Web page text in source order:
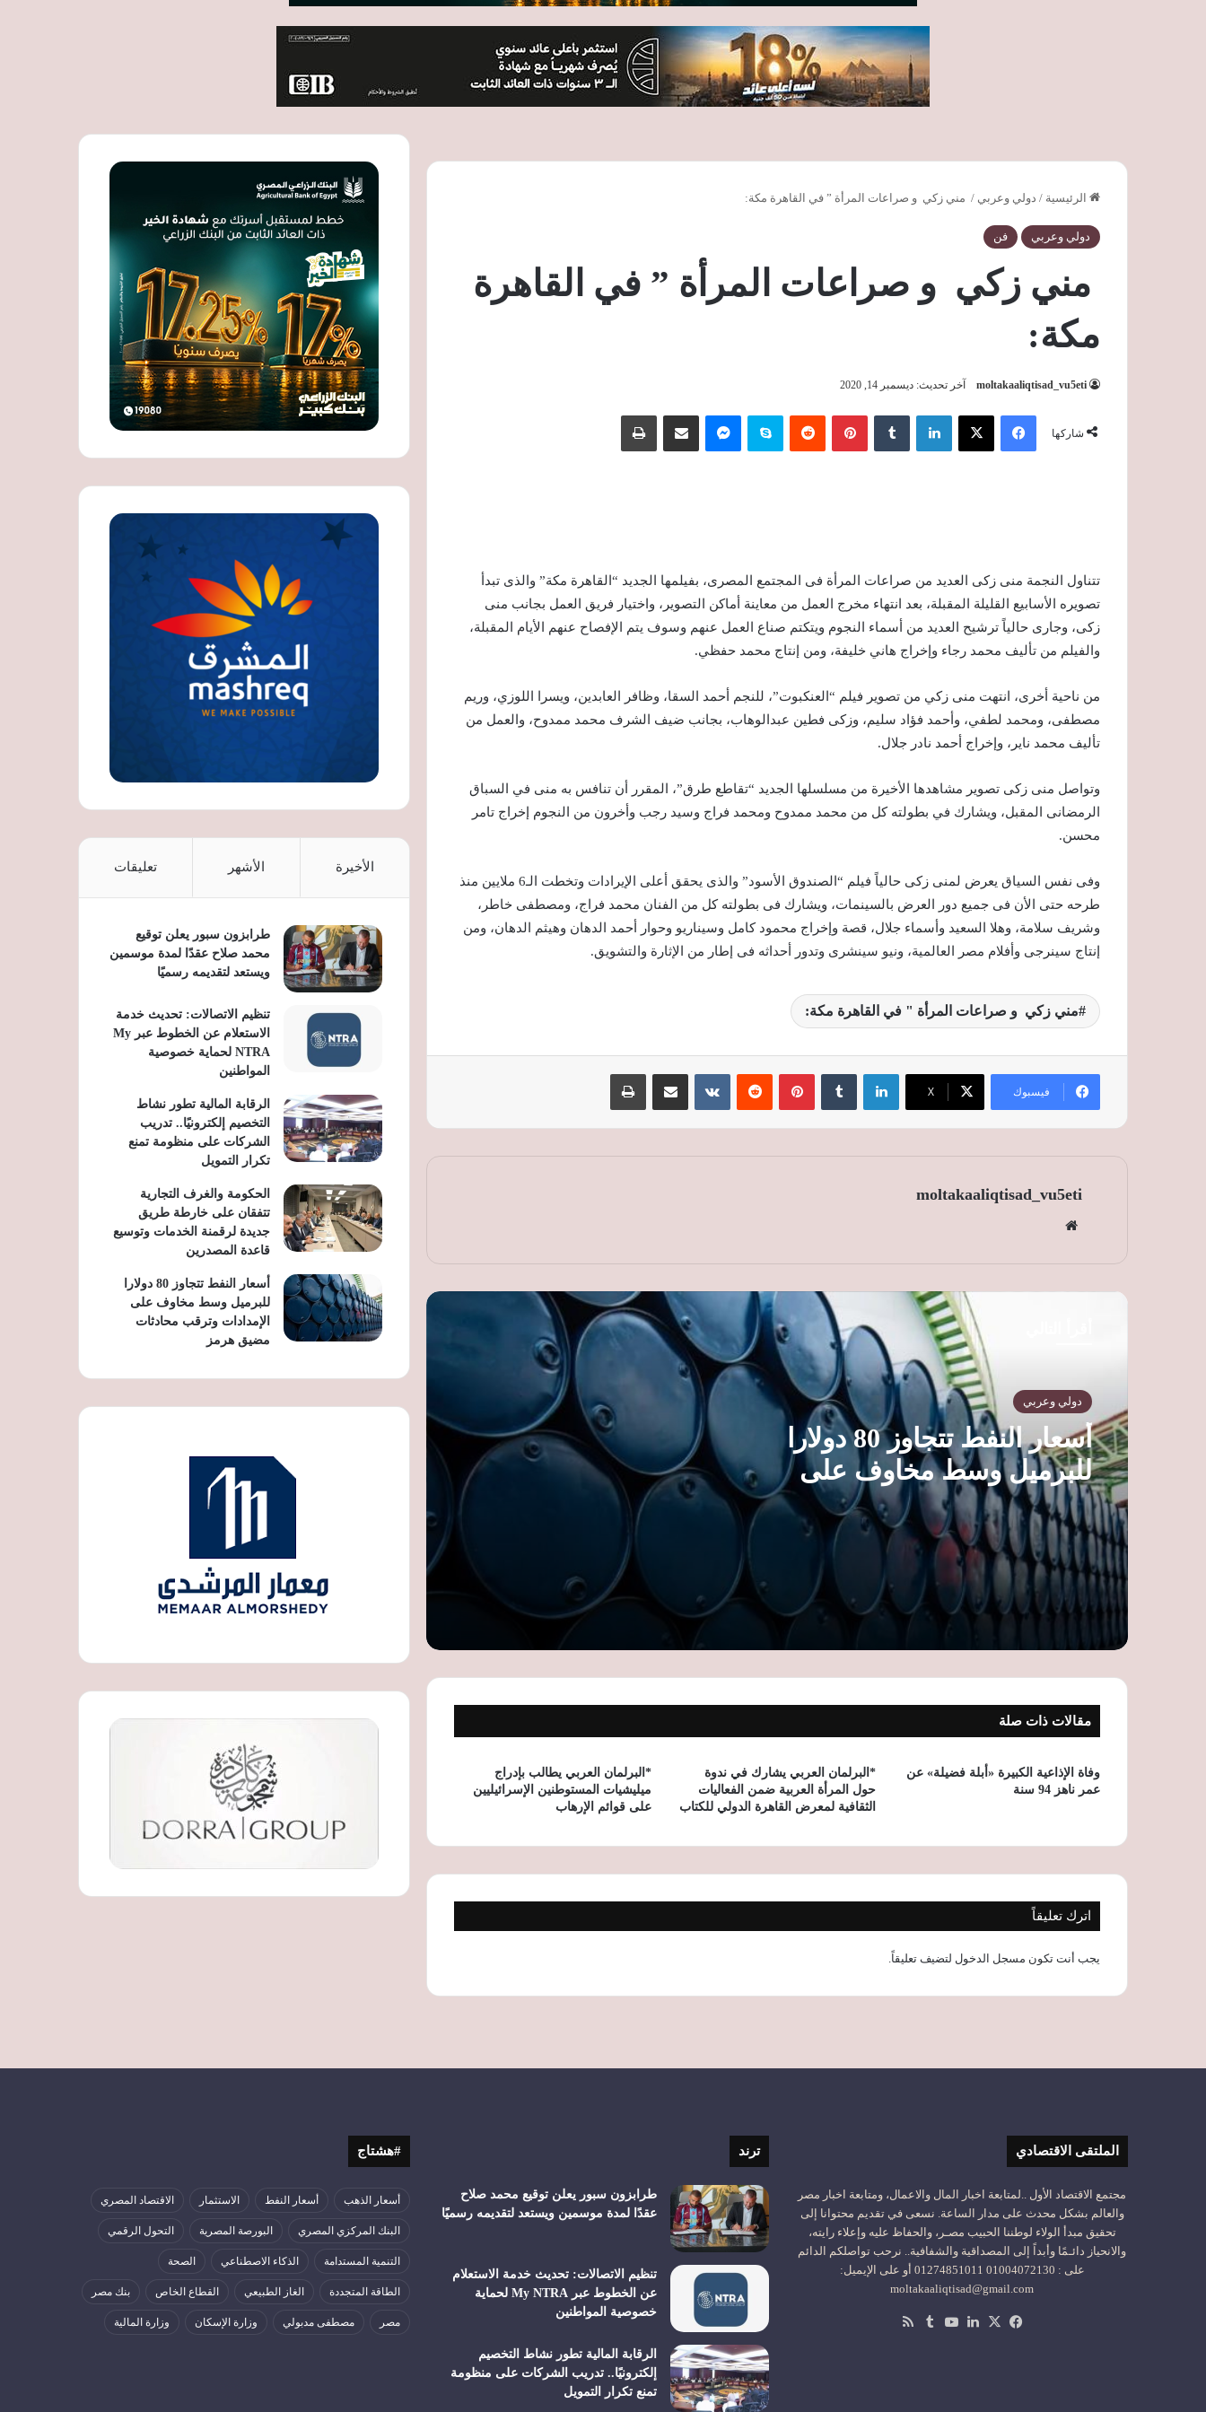
الرئيسية / دولي وعربي / مني زكي و صراعات المرأة ” في القاهرة مكة:
دولي وعربي فن
مني زكي و صراعات المرأة ” في القاهرة
مكة:
moltakaaliqtisad_vu5eti آخر تحديث: ديسمبر 14, 2020
شاركها
فيسبوك ‫X لينكدإن بينتيريست سكايب
تتناول النجمة منى زكى العديد من صراعات المرأة فى المجتمع المصرى، بفيلمها الجديد “القاهرة مكة” والذى تبدأ
تصويره الأسابيع القليلة المقبلة، بعد انتهاء مخرج العمل من معاينة أماكن التصوير، واختيار فريق العمل بجانب منى
زكى، وجارى حالياً ترشيح العديد من أسماء النجوم ويتكتم صناع العمل عنهم وسوف يتم الإفصاح عنهم الأيام المقبلة،
والفيلم من تأليف محمد رجاء وإخراج هاني خليفة، ومن إنتاج محمد حفظي.
من ناحية أخرى، انتهت منى زكي من تصوير فيلم “العنكبوت”، للنجم أحمد السقا، وظافر العابدين، ويسرا اللوزي، وريم
مصطفى، ومحمد لطفي، وأحمد فؤاد سليم، وزكى فطين عبدالوهاب، بجانب ضيف الشرف محمد ممدوح، والعمل من
تأليف محمد ناير، وإخراج أحمد نادر جلال.
وتواصل منى زكى تصوير مشاهدها الأخيرة من مسلسلها الجديد “تقاطع طرق”، المقرر أن تنافس به منى في السباق
الرمضانى المقبل، ويشارك في بطولته كل من محمد ممدوح ومحمد فراج وسيد رجب وأخرون من النجوم إخراج تامر
محسن.
وفى نفس السياق يعرض لمنى زكى حالياً فيلم “الصندوق الأسود” والذى يحقق أعلى الإيرادات وتخطت الـ6 ملايين منذ
طرحه حتى الأن فى جميع دور العرض بالسينمات، ويشارك فى بطولته كل من الفنان محمد فراج، ومصطفى خاطر،
وشريف سلامة، وهلا السعيد وأسماء جلال، قصة وإخراج محمود كامل وسيناريو وحوار أحمد الدهان وهيثم الدهان، ومن
إنتاج سينرجى وأفلام مصر العالمية، ونيو سينشرى وتدور أحداثه فى إطار من الإثارة والتشويق.
مني زكي و صراعات المرأة " في القاهرة مكة:
فيسبوك ‫X
لينكدإن بينتيريست
moltakaaliqtisad_vu5eti
الوي
ب
دولي وعربي
أسعار النفط تتجاوز 80 دولارا
للبرميل وسط مخاوف على
الإمدادات وترقب محادثات مضيق
هرمز
مخاوف على الإمدادات وترقب محادثات
مضيق هرمز
بيانات الوظائف الأمريكية
سامو زين يعلن لأول مرة ارتباطه: خطيبتي
مصرية ومن الوسط الفني
شهيرة: حق الأداء العلني مستحق للفنانين..
وأجور النجوم المرتفعة لا تمثل الوسط الفني
أوبك بلس يوافق على زيادة إنتاج النفط 188
ألف برميل يوميًا اعتبارًا من سبتمبر
تباطؤ تضخم أسعار المنتجين في جنوب
عمرو دياب يطرح كليب «لولا البنات» بعد
الاستثمارات
التوترات الروسية الأوكرانية ترفع أسعار
يؤمن الاحتياجات حتى مارس 2027
مقالات ذات صلة
وفاة الإذاعية الكبيرة «أبلة فضيلة» عن
عمر ناهز 94 سنة
*البرلمان العربي يشارك في ندوة
حول المرأة العربية ضمن الفعاليات
الثقافية لمعرض القاهرة الدولي للكتاب
*البرلمان العربي يطالب بإدراج
ميليشيات المستوطنين الإسرائيليين
على قوائم الإرهاب
اترك تعليقاً
يجب أنت تكون مسجل الدخول لتضيف تعليقاً.
الأخيرة الأشهر تعليقات
طرابزون سبور يعلن توقيع
محمد صلاح عقدًا لمدة موسمين
ويستعد لتقديمه رسميًا
تنظيم الاتصالات: تحديث خدمة
الاستعلام عن الخطوط عبر My
NTRA لحماية خصوصية
المواطنين
الرقابة المالية تطور نشاط
التخصيم إلكترونيًا.. تدريب
الشركات على منظومة تمنع
تكرار التمويل
الحكومة والغرف التجارية
تتفقان على خارطة طريق
جديدة لرقمنة الخدمات وتوسيع
قاعدة المصدرين
أسعار النفط تتجاوز 80 دولارا
للبرميل وسط مخاوف على
الإمدادات وترقب محادثات
مضيق هرمز
الملتقى الاقتصادي
مجتمع الاقتصاد الأول ..لمتابعة اخبار المال والاعمال، ومتابعة اخبار مصر
والعالم بشكل محدث على مدار الساعة. نسعى في تقديم محتوانا إلى
تحقيق مبدأ الولاء لوطننا الحبيب مصـر، والحفاظ عليه وإعلاء رايته،
والانحياز دائـمًا وأبداً إلى المصداقية والشفافية.. نرحب تواصلكم الدائم
على : 01004072130 01274851011 أو على الإيميل:
moltakaaliqtisad@gmail.com
فيسبوك
‫X لينكدإن‫YouTube
ترند
طرابزون سبور يعلن توقيع محمد صلاح
عقدًا لمدة موسمين ويستعد لتقديمه رسميًا
تنظيم الاتصالات: تحديث خدمة الاستعلام
عن الخطوط عبر My NTRA لحماية
خصوصية المواطنين
الرقابة المالية تطور نشاط التخصيم
إلكترونيًا.. تدريب الشركات على منظومة
تمنع تكرار التمويل
#هشتاج
أسعار الذهب أسعار النفط الاستثمار الاقتصاد المصري
البنك المركزي المصري البورصة المصرية التحول الرقمي
التنمية المستدامة الذكاء الاصطناعي الصحة
الطاقة المتجددة الغاز الطبيعي القطاع الخاص بنك مصر
مصر مصطفى مدبولي وزارة الإسكان وزارة المالية